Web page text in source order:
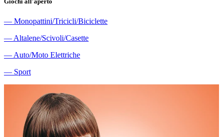
― Monopattini/Tricicli/Biciclette
― Altalene/Scivoli/Casette
― Auto/Moto Elettriche
― Sport